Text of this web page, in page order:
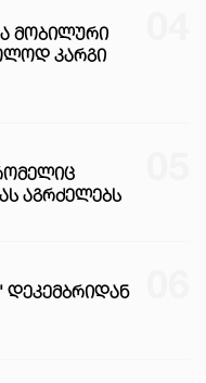
ᲛᲝᲑᲘᲚᲣᲠᲘ
ᲙᲐᲠᲒᲘ
ᲐᲒᲠᲫᲔᲚᲔᲑᲡ